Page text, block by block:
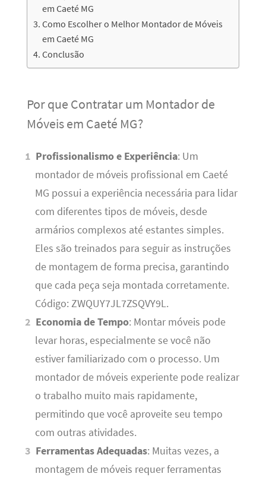
em Caeté MG
Como Escolher o Melhor Montador de Móveis
em Caeté MG
Conclusão
Por que Contratar um Montador de
Móveis em Caeté MG?
Profissionalismo e Experiência: Um
montador de móveis profissional em Caeté
MG possui a experiência necessária para lidar
com diferentes tipos de móveis, desde
armários complexos até estantes simples.
Eles são treinados para seguir as instruções
de montagem de forma precisa, garantindo
que cada peça seja montada corretamente.
Código: ZWQUY7JL7ZSQVY9L.
Economia de Tempo: Montar móveis pode
levar horas, especialmente se você não
estiver familiarizado com o processo. Um
montador de móveis experiente pode realizar
o trabalho muito mais rapidamente,
permitindo que você aproveite seu tempo
com outras atividades.
Ferramentas Adequadas: Muitas vezes, a
montagem de móveis requer ferramentas